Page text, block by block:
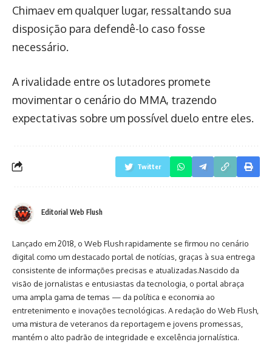
Chimaev em qualquer lugar, ressaltando sua
disposição para defendê-lo caso fosse
necessário.
A rivalidade entre os lutadores promete
movimentar o cenário do MMA, trazendo
expectativas sobre um possível duelo entre eles.
Twitter
Editorial Web Flush
Lançado em 2018, o Web Flush rapidamente se firmou no cenário
digital como um destacado portal de notícias, graças à sua entrega
consistente de informações precisas e atualizadas.Nascido da
visão de jornalistas e entusiastas da tecnologia, o portal abraça
uma ampla gama de temas — da política e economia ao
entretenimento e inovações tecnológicas. A redação do Web Flush,
uma mistura de veteranos da reportagem e jovens promessas,
mantém o alto padrão de integridade e excelência jornalística.